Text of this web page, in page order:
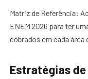
Matriz de Referência:
ENEM 2026 para ter
cobrados em cada
Estratégias